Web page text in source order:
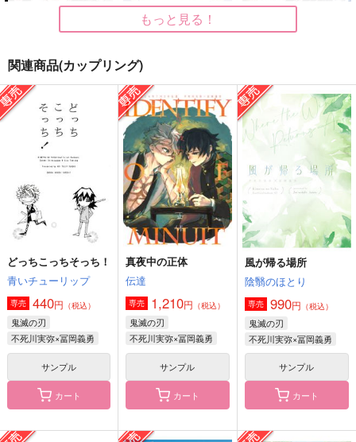
任務先は幽霊屋敷！？
yosumi
不死川実弥×冨岡義勇
サンプル
作品詳細
ふたりだけの場所 上
巻
かめや御昼寝堂
629円（税込）
不死川実弥×冨岡義勇
サンプル
作品詳細
WANTED
お先に失礼します！
円
不死川実弥×冨岡義勇
作品詳細
もっと見る！
関連商品(カップリング)
どっちこっちそっち！
青いチューリップ
専売 440円 （税込）
鬼滅の刃
不死川実弥×冨岡義勇
サンプル
カート
真夜中の正体
伝達
専売 1,210円 （税込）
鬼滅の刃
不死川実弥×冨岡義勇
サンプル
カート
風が帰る場所
陰翳のほとり
専売 990円 （税込）
鬼滅の刃
不死川実弥×冨岡義勇
サンプル
カート